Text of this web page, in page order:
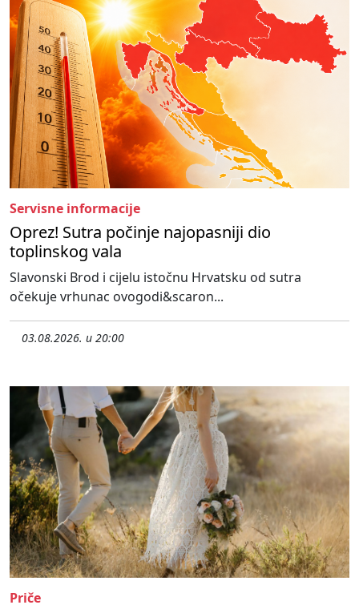
Servisne informacije
Oprez! Sutra počinje najopasniji dio
toplinskog vala
Slavonski Brod i cijelu istočnu Hrvatsku od sutra
očekuje vrhunac ovogodi&scaron...
03.08.2026. u 20:00
Priče